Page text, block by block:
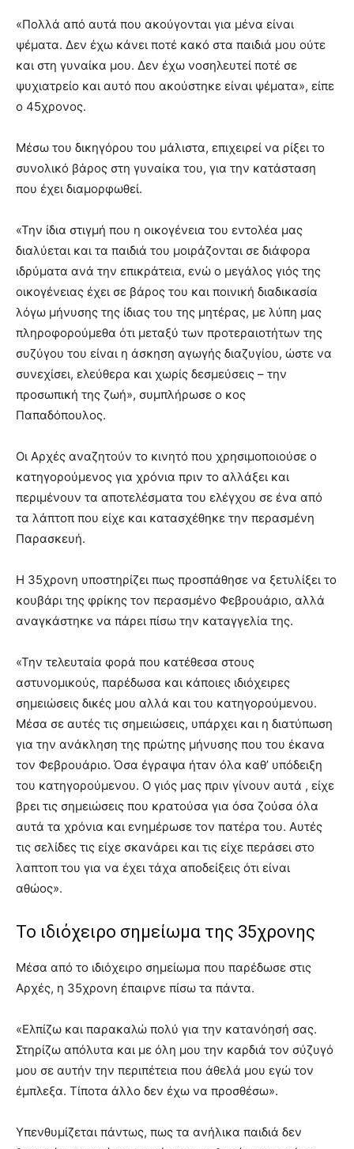
«Πολλά από αυτά που ακούγονται για μένα είναι
ψέματα. Δεν έχω κάνει ποτέ κακό στα παιδιά μου ούτε
και στη γυναίκα μου. Δεν έχω νοσηλευτεί ποτέ σε
ψυχιατρείο και αυτό που ακούστηκε είναι ψέματα», είπε
ο 45χρονος.
Μέσω του δικηγόρου του μάλιστα, επιχειρεί να ρίξει το
συνολικό βάρος στη γυναίκα του, για την κατάσταση
που έχει διαμορφωθεί.
«Την ίδια στιγμή που η οικογένεια του εντολέα μας
διαλύεται και τα παιδιά του μοιράζονται σε διάφορα
ιδρύματα ανά την επικράτεια, ενώ ο μεγάλος γιός της
οικογένειας έχει σε βάρος του και ποινική διαδικασία
λόγω μήνυσης της ίδιας του της μητέρας, με λύπη μας
πληροφορούμεθα ότι μεταξύ των προτεραιοτήτων της
συζύγου του είναι η άσκηση αγωγής διαζυγίου, ώστε να
συνεχίσει, ελεύθερα και χωρίς δεσμεύσεις – την
προσωπική της ζωή», συμπλήρωσε ο κος
Παπαδόπουλος.
Οι Αρχές αναζητούν το κινητό που χρησιμοποιούσε ο
κατηγορούμενος για χρόνια πριν το αλλάξει και
περιμένουν τα αποτελέσματα του ελέγχου σε ένα από
τα λάπτοπ που είχε και κατασχέθηκε την περασμένη
Παρασκευή.
Η 35χρονη υποστηρίζει πως προσπάθησε να ξετυλίξει το
κουβάρι της φρίκης τον περασμένο Φεβρουάριο, αλλά
αναγκάστηκε να πάρει πίσω την καταγγελία της.
«Την τελευταία φορά που κατέθεσα στους
αστυνομικούς, παρέδωσα και κάποιες ιδιόχειρες
σημειώσεις δικές μου αλλά και του κατηγορούμενου.
Μέσα σε αυτές τις σημειώσεις, υπάρχει και η διατύπωση
για την ανάκληση της πρώτης μήνυσης που του έκανα
τον Φεβρουάριο. Όσα έγραψα ήταν όλα καθ’ υπόδειξη
του κατηγορούμενου. Ο γιός μας πριν γίνουν αυτά , είχε
βρει τις σημειώσεις που κρατούσα για όσα ζούσα όλα
αυτά τα χρόνια και ενημέρωσε τον πατέρα του. Αυτές
τις σελίδες τις είχε σκανάρει και τις είχε περάσει στο
λαπτοπ του για να έχει τάχα αποδείξεις ότι είναι
αθώος».
Το ιδιόχειρο σημείωμα της 35χρονης
Μέσα από το ιδιόχειρο σημείωμα που παρέδωσε στις
Αρχές, η 35χρονη έπαιρνε πίσω τα πάντα.
«Ελπίζω και παρακαλώ πολύ για την κατανόησή σας.
Στηρίζω απόλυτα και με όλη μου την καρδιά τον σύζυγό
μου σε αυτήν την περιπέτεια που άθελά μου εγώ τον
έμπλεξα. Τίποτα άλλο δεν έχω να προσθέσω».
Υπενθυμίζεται πάντως, πως τα ανήλικα παιδιά δεν